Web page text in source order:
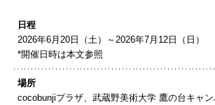
日程
2026年6月20日（土）～2026年7月12日（日）
*開催日時は本文参照
場所
cocobunjiプラザ、武蔵野美術大学 鷹の台キャン